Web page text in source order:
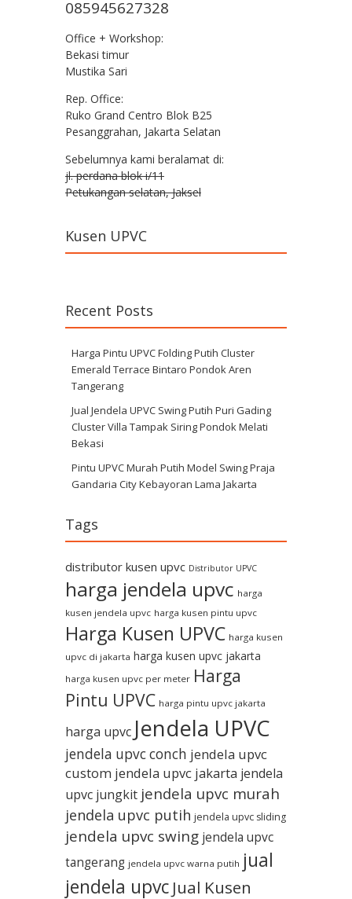
085945627328
Office + Workshop:
Bekasi timur
Mustika Sari
Rep. Office:
Ruko Grand Centro Blok B25
Pesanggrahan, Jakarta Selatan
Sebelumnya kami beralamat di:
jl. perdana blok i/11
Petukangan selatan, Jaksel
Kusen UPVC
Recent Posts
Harga Pintu UPVC Folding Putih Cluster
Emerald Terrace Bintaro Pondok Aren
Tangerang
Jual Jendela UPVC Swing Putih Puri Gading
Cluster Villa Tampak Siring Pondok Melati
Bekasi
Pintu UPVC Murah Putih Model Swing Praja
Gandaria City Kebayoran Lama Jakarta
Tags
distributor kusen upvc Distributor UPVC
harga jendela upvc harga
kusen jendela upvc harga kusen pintu upvc
Harga Kusen UPVC harga kusen
upvc di jakarta harga kusen upvc jakarta
harga kusen upvc per meter Harga
Pintu UPVC harga pintu upvc jakarta
harga upvc Jendela UPVC
jendela upvc conch jendela upvc
custom jendela upvc jakarta jendela
upvc jungkit jendela upvc murah
jendela upvc putih jendela upvc sliding
jendela upvc swing jendela upvc
tangerang jendela upvc warna putih jual
jendela upvc Jual Kusen